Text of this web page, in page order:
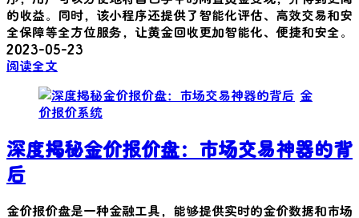
的收益。同时，该小程序还提供了智能化评估、高效交易和安
全保障等全方位服务，让黄金回收更加智能化、便捷和安全。
2023-05-23
阅读全文
金
价报价系统
深度揭秘金价报价盘：市场交易神器的背
后
金价报价盘是一种金融工具，能够提供实时的金价数据和市场